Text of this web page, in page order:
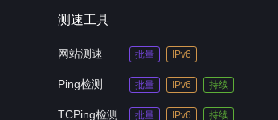
测速工具
网站测速 批量 IPv6
Ping检测 批量 IPv6 持续
TCPing检测 批量 IPv6 持续